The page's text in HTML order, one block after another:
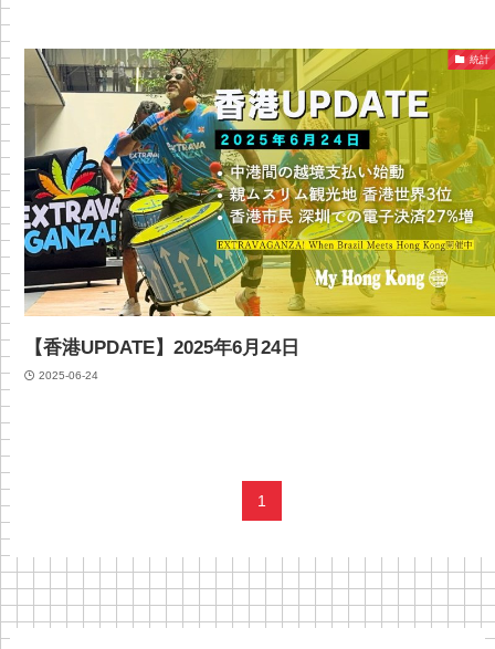
統計
【香港UPDATE】2025年6月24日
2025-06-24
1